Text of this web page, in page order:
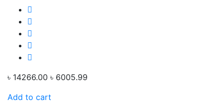
৳ 14266.00 ৳ 6005.99
Add to cart